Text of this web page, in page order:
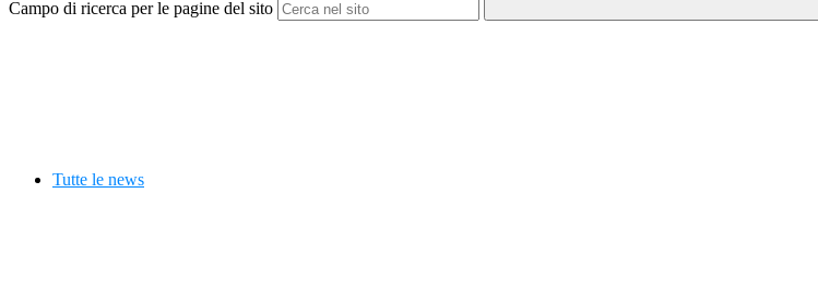
Campo di ricerca per le pagine del sito
Tutte le news